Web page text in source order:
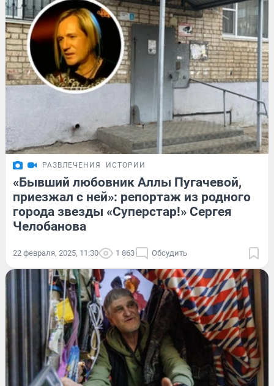
РАЗВЛЕЧЕНИЯ ИСТОРИИ
«Бывший любовник Аллы Пугачевой,
приезжал с ней»: репортаж из родного
города звезды «Суперстар!» Сергея
Челобанова
22 февраля, 2025, 11:30 1 863 Обсудить